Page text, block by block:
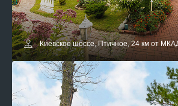
Киевское шоссе, Птичное, 24 км от